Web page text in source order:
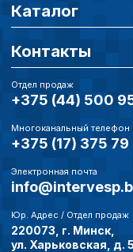
Каталог
Контакты
Отдел продаж
+375 (44) 500
Многоканальный телефон
+375 (17) 375 79
Электронная почта
Юр. Адрес / Отдел продаж
220073, г. Минск,
ул. Харьковская, д.